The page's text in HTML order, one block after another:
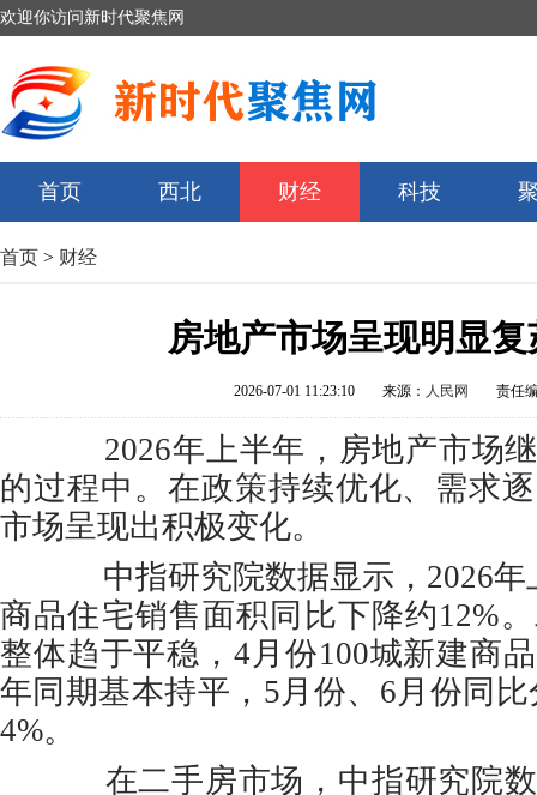
欢迎你访问新时代聚焦网
首页 西北 财经 科技
首页 > 财经
房地产市场呈现明显
2026-07-01 11:23:10 来源： 人民网 责任
2026年上半年，房地产市场继
的过程中。在政策持续优化、需求
市场呈现出积极变化。
中指研究院数据显示，2026年
商品住宅销售面积同比下降约12%
整体趋于平稳，4月份100城新建商
年同期基本持平，5月份、6月份同
4%。
在二手房市场，中指研究院数